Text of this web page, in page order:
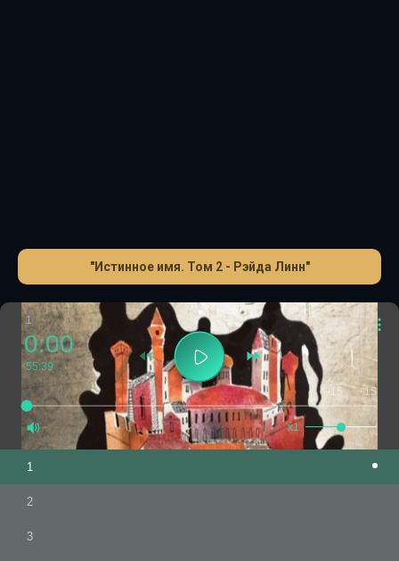
"Истинное имя. Том 2 - Рэйда Линн"
1
0:00
55:39
1.0
x1
-15 +15
1
2
3